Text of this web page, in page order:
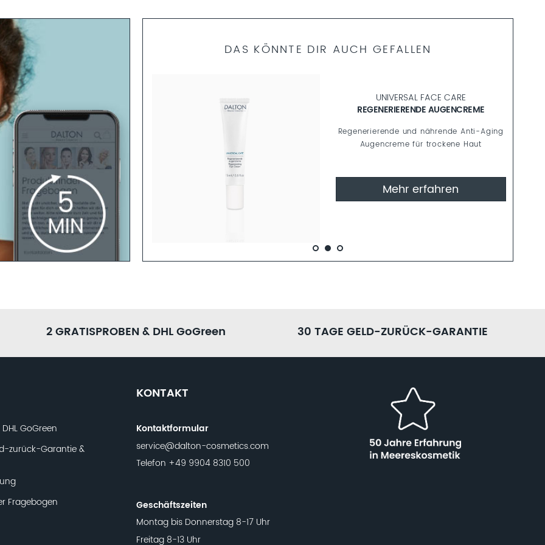
ein ganzheitliches
DAS KÖNNTE DIR AUCH GEFALLEN
HYALURONIC UREA
FEUCHTIGKEITSCREME
Hyaluron-Creme für
trockene Haut
Mehr erfahren
UNIVERSAL FACE CARE
REGENERIERENDE AUGENCREME
Regenerierende und nährende Anti-Aging
Augencreme für trockene Haut
Mehr erfahren
2 GRATISPROBEN & DHL GoGreen 30 TAGE GELD-ZURÜCK-GARANTIE
GoGreen
zurück-Garantie &
Fragebogen
KONTAKT
Kontaktformular
service@dalton-cosmetics.com
Telefon +49 9904 8310 500
Geschäftszeiten
Montag bis Donnerstag 8-17 Uhr
Freitag 8-13 Uhr